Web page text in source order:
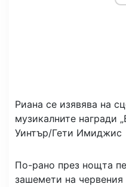
Риана се изявява на
музикалните награди
Уинтър/Гети Имиджис
По-рано през нощта
зашемети на